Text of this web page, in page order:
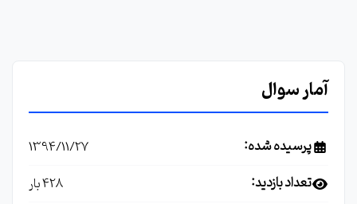
آمار سوال
پرسیده شده: 1394/11/27
تعداد بازدید: 428 بار